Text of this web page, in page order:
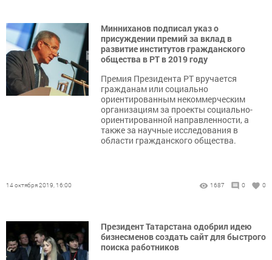
Минниханов подписал указ о
присуждении премий за вклад в
развитие институтов гражданского
общества в РТ в 2019 году
Премия Президента РТ вручается
гражданам или социально
ориентированным некоммерческим
организациям за проекты социально-
ориентированной направленности, а
также за научные исследования в
области гражданского общества.
14 октября 2019, 16:00 1687 0 0
Президент Татарстана одобрил идею
бизнесменов создать сайт для быстрого
поиска работников